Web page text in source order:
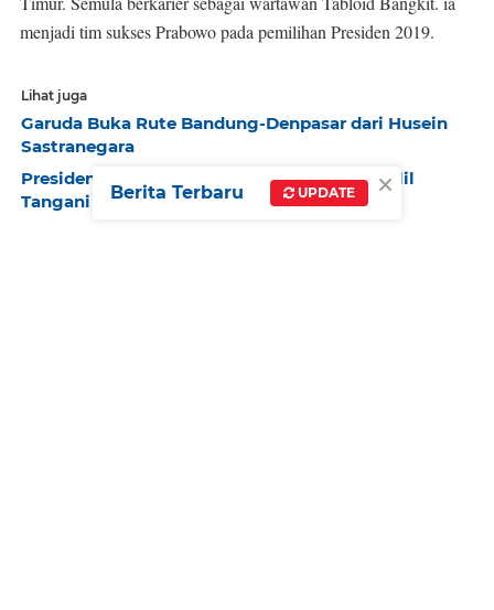
menjadi tim sukses Prabowo pada pemilihan Presiden 2019.
Lihat juga
Garuda Buka Rute Bandung-Denpasar dari Husein
Sastranegara
Presiden Prabowo Instruksikan Menteri Bahlil
Tangani Pemadaman Listrik di Kalimantan×
Berita Terbaru UPDATE